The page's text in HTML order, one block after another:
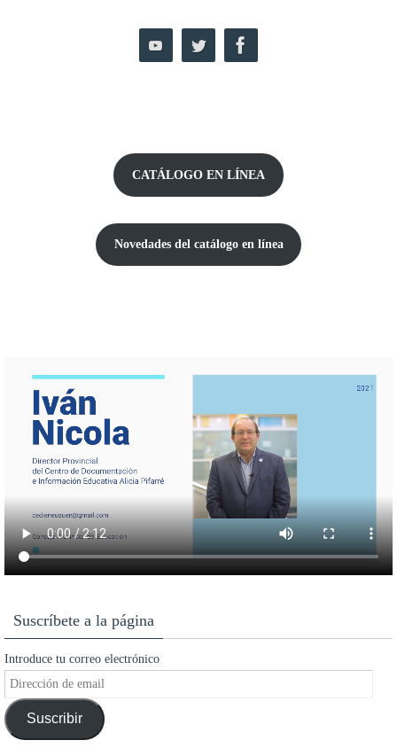
CATÁLOGO EN LÍNEA
Novedades del catálogo en línea
Suscríbete a la página
Introduce tu correo electrónico
Dirección
de
emailSuscribir